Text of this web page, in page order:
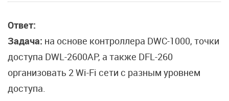
Ответ:
Задача: на основе контроллера DWC-1000, точки
доступа DWL-2600AP, а также DFL-260
организовать 2 Wi-Fi сети с разным уровнем
доступа.